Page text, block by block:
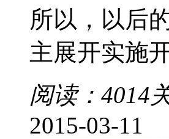
所以，以后
主展开实施
阅读：4014
2015-03-11